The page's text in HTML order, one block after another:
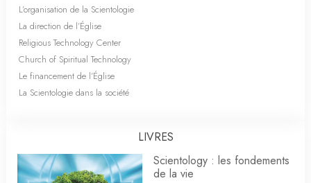
L’organisation de la Scientologie
La direction de l’Église
Religious Technology Center
Church of Spiritual Technology
Le financement de l’Église
La Scientologie dans la société
LIVRES
Scientology : les fondements
de la vie